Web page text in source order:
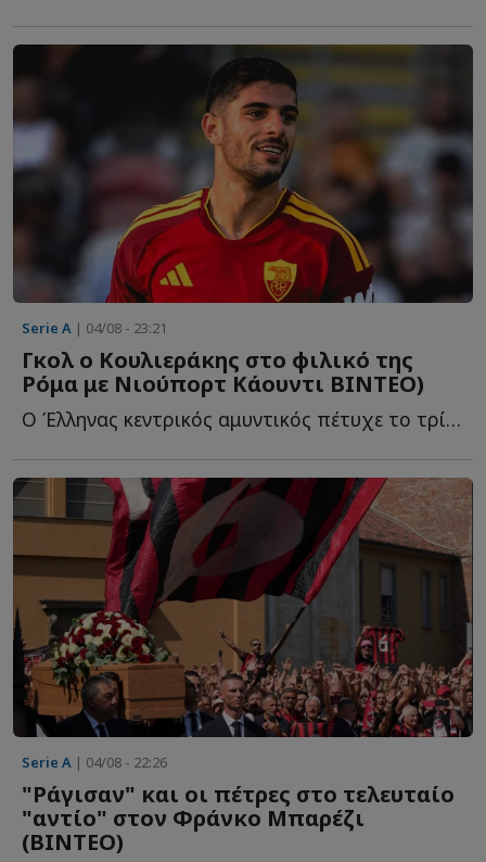
Serie A | 04/08 - 23:21
Γκολ ο Κουλιεράκης στο φιλικό της
Ρόμα με Νιούπορτ Κάουντι ΒΙΝΤΕΟ)
Ο Έλληνας κεντρικός αμυντικός πέτυχε το τρίτο γκολ τ...
Serie A | 04/08 - 22:26
"Ράγισαν" και οι πέτρες στο τελευταίο
"αντίο" στον Φράνκο Μπαρέζι
(ΒΙΝΤΕΟ)